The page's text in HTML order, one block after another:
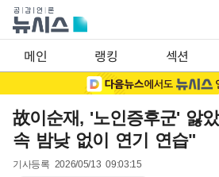
메인 랭킹 섹션
故이순재, '노인증후군' 앓
속 밤낮 없이 연기 연습"
기사등록 2026/05/13 09:03:15